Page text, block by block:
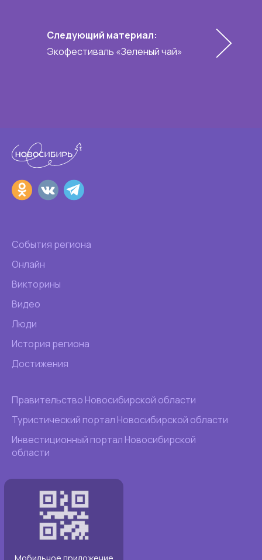
Следующий материал:
Экофестиваль «Зеленый чай»
События региона
Онлайн
Викторины
Видео
Люди
История региона
Достижения
Правительство Новосибирской области
Туристический портал Новосибирской области
Инвестиционный портал Новосибирской
области